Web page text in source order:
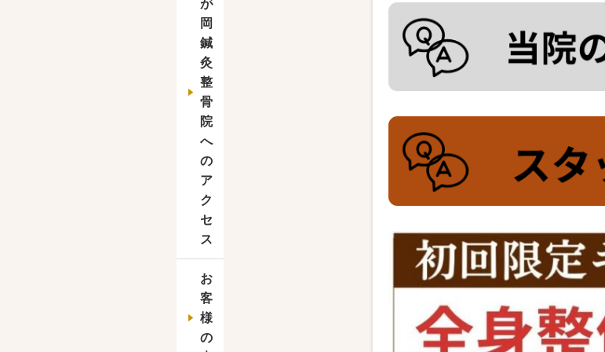
が
岡
鍼
灸
整
骨
院
へ
の
ア
ク
セ
ス
お
客
様
の